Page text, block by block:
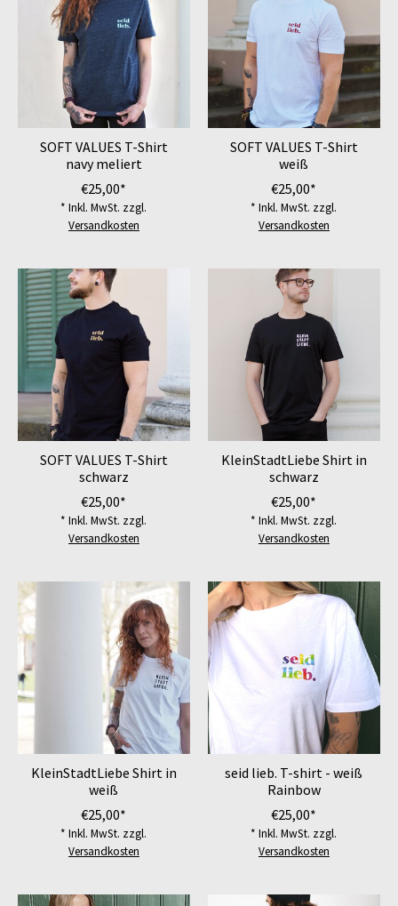
SOFT VALUES T-Shirt
navy meliert
€25,00*
* Inkl. MwSt. zzgl.
Versandkosten
SOFT VALUES T-Shirt
weiß
€25,00*
* Inkl. MwSt. zzgl.
Versandkosten
SOFT VALUES T-Shirt
schwarz
€25,00*
* Inkl. MwSt. zzgl.
Versandkosten
KleinStadtLiebe Shirt in
schwarz
€25,00*
* Inkl. MwSt. zzgl.
Versandkosten
KleinStadtLiebe Shirt in
weiß
€25,00*
* Inkl. MwSt. zzgl.
Versandkosten
seid lieb. T-shirt - weiß
Rainbow
€25,00*
* Inkl. MwSt. zzgl.
Versandkosten